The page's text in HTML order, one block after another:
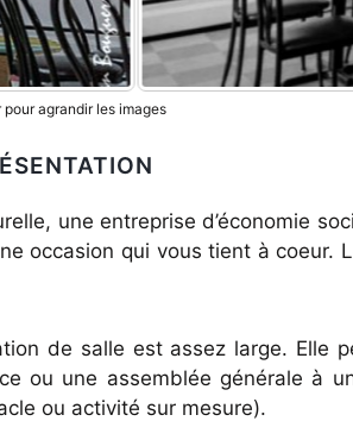
pour agrandir les images
une entreprise d’économie
occasion qui vous tient à coeur.
de salle est assez large. Elle
ou une assemblée générale à
ou activité sur mesure).